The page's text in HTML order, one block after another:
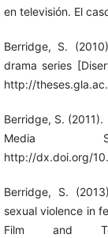
en televisión. El
Berridge, S.
drama series
http://
Berridge, S. (2011).
Media
http://dx.doi.org/
Berridge, S.
sexual violence in
Film and